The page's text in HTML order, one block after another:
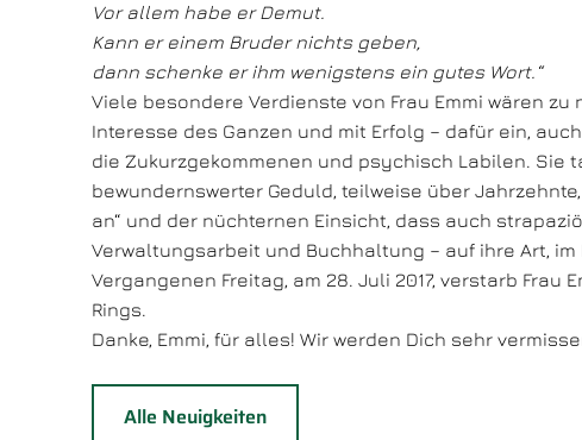
Vor allem habe er Demut.
Kann er einem Bruder nichts geben,
dann schenke er ihm wenigstens ein gutes Wort.“
Viele besondere Verdienste von Frau Emmi wären
Interesse des Ganzen und mit Erfolg – dafür ein,
die Zukurzgekommenen und psychisch Labilen. Sie
bewundernswerter Geduld, teilweise über
an“ und der nüchternen Einsicht, dass auch
Verwaltungsarbeit und Buchhaltung – auf ihre Art,
Vergangenen Freitag, am 28. Juli 2017, verstarb Frau
Rings.
Danke, Emmi, für alles! Wir werden Dich sehr
Alle Neuigkeiten